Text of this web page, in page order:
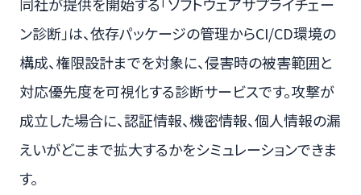
同社が提供を開始する「ソフトウェアサプライチェー
ン診断」は、依存パッケージの管理からCI/CD環境の
構成、権限設計までを対象に、侵害時の被害範囲と
対応優先度を可視化する診断サービスです。攻撃が
成立した場合に、認証情報、機密情報、個人情報の漏
えいがどこまで拡大するかをシミュレーションできま
す。